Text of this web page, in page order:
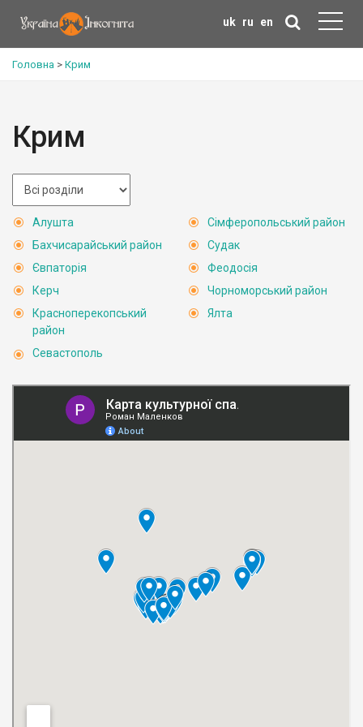
uk ru en
Головна > Крим
Крим
Алушта
Бахчисарайський район
Євпаторія
Керч
Красноперекопський
район
Севастополь
Сімферопольський район
Судак
Феодосія
Чорноморський район
Ялта